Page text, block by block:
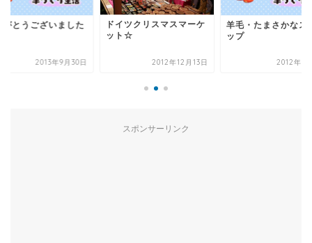
がとうございました
2013年9月30日
ドイツクリスマスマーケ
ット☆
2012年12月13日
羊毛・たまさかなス
ップ
2012年9
スポンサーリンク